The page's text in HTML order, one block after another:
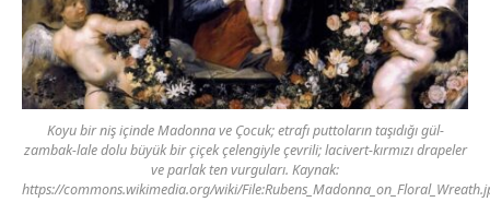
Koyu bir niş içinde Madonna ve Çocuk; etrafı puttoların taşıdığı gül-
zambak-lale dolu büyük bir çiçek çelengiyle çevrili; lacivert-kırmızı drapeler
ve parlak ten vurguları. Kaynak:
https://commons.wikimedia.org/wiki/